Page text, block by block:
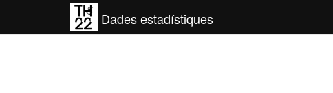
Dades estadístiques